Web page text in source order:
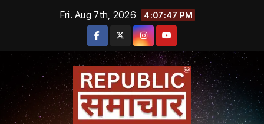
Fri. Aug 7th, 2026 4:07:47 PM